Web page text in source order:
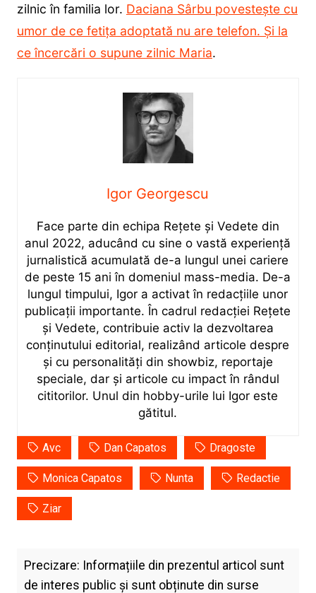
zilnic în familia lor. Daciana Sârbu povestește cu
umor de ce fetița adoptată nu are telefon. Și la
ce încercări o supune zilnic Maria.
Igor Georgescu
Face parte din echipa Rețete și Vedete din
anul 2022, aducând cu sine o vastă experiență
jurnalistică acumulată de-a lungul unei cariere
de peste 15 ani în domeniul mass-media. De-a
lungul timpului, Igor a activat în redacțiile unor
publicații importante. În cadrul redacției Rețete
și Vedete, contribuie activ la dezvoltarea
conținutului editorial, realizând articole despre
și cu personalități din showbiz, reportaje
speciale, dar și articole cu impact în rândul
cititorilor. Unul din hobby-urile lui Igor este
gătitul.
Avc Dan Capatos Dragoste
Monica Capatos Nunta Redactie
Ziar
Precizare: Informațiile din prezentul articol sunt
de interes public și sunt obținute din surse